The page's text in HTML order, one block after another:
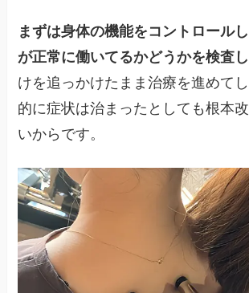
まずは身体の機能をコントロール
が正常に働いてるかどうかを検査
けを追っかけたまま治療を進めて
的に症状は治まったとしても根本
いからです。